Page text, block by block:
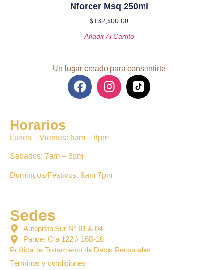
Nforcer Msq 250ml
$132,500.00
Añadir Al Carrito
Un lugar creado para consentirte
Horarios
Lunes – Viernes: 6am – 8pm
Sabados: 7am – 8pm
Domingos/Festivos: 9am 7pm
Sedes
Autopista Sur N° 61 A-04
Pance: Cra 122 # 16B-16
Política de Tratamiento de Datos Personales
Términos y condiciones